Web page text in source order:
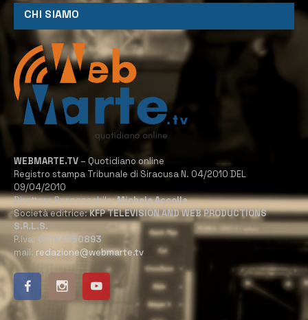
CHI SIAMO
WEBMARTE.TV – Quotidiano online
Registro stampa Tribunale di Siracusa N. 04/2010 DEL
09/04/2010
Direttore Responsabile:Michele Accolla
Società editrice:KFP TELEVISION AND WEB PRODUCTIONS
S.R.L.S.
P.Iva: 02184950893
mail: redazione@webmarte.tv